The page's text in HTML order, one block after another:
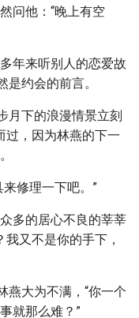
问他：“晚上有空
年来听别人的恋爱故
是约会的前言。
月下的浪漫情景立刻
，因为林燕的下一
修理一下吧。”
多的居心不良的莘莘
又不是你的手下，
燕大为不满，“你一个
就那么难？”